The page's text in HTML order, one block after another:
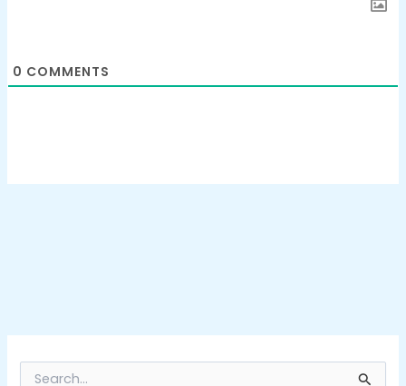
0 COMMENTS